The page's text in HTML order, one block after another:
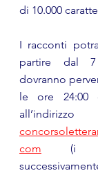
di 10.000
I racconti
partire dal
dovranno
le ore 24:00
com (i